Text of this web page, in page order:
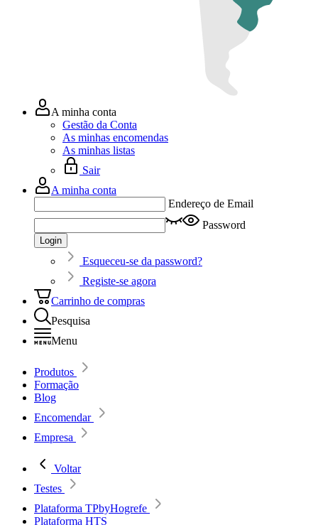
A minha conta
Gestão da Conta
As minhas encomendas
As minhas listas
Sair
A minha conta
Endereço de Email
Password
Login
Esqueceu-se da password?
Registe-se agora
Carrinho de compras
Pesquisa
Menu
Produtos
Formação
Blog
Encomendar
Empresa
Voltar
Testes
Plataforma TPbyHogrefe
Plataforma HTS